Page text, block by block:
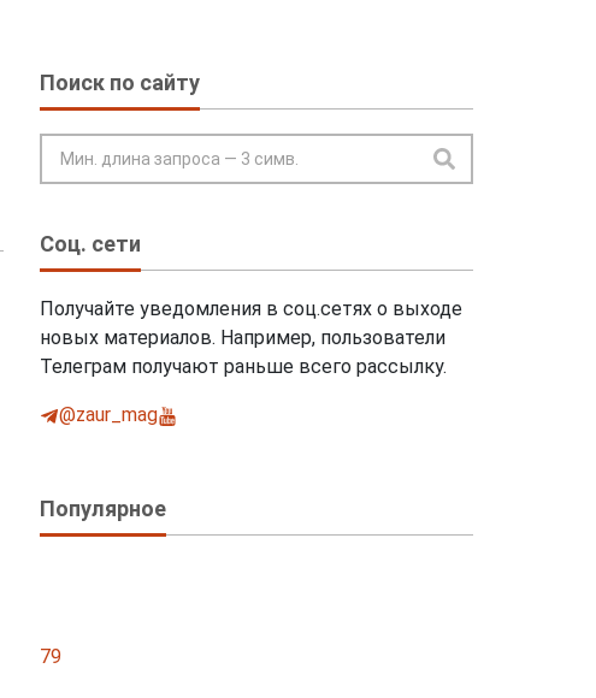
Поиск по сайту
Соц. сети
Получайте уведомления в соц.сетях о выходе
новых материалов. Например, пользователи
Телеграм получают раньше всего рассылку.
@zaur_mag
Популярное
79